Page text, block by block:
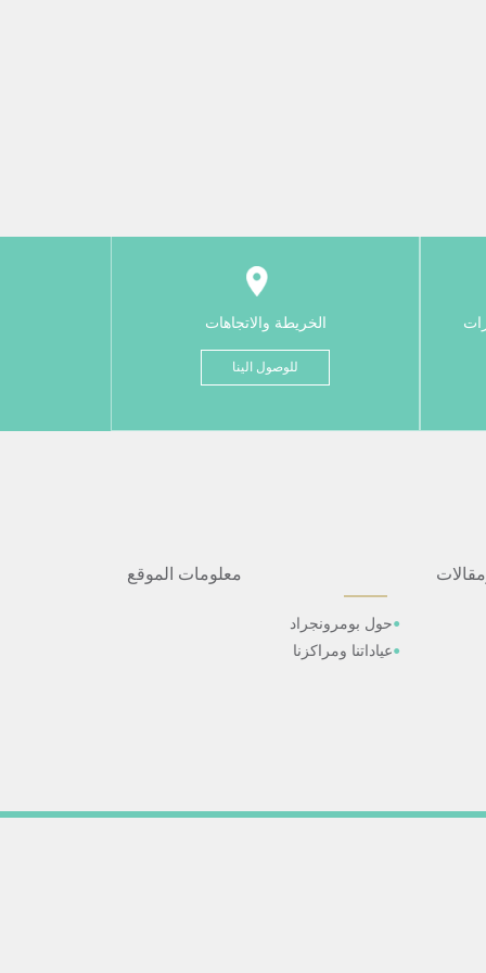
الخريطة والاتجاهات
للوصول الينا
معلومات الموقع
حول بومرونجراد
عياداتنا ومراكزنا